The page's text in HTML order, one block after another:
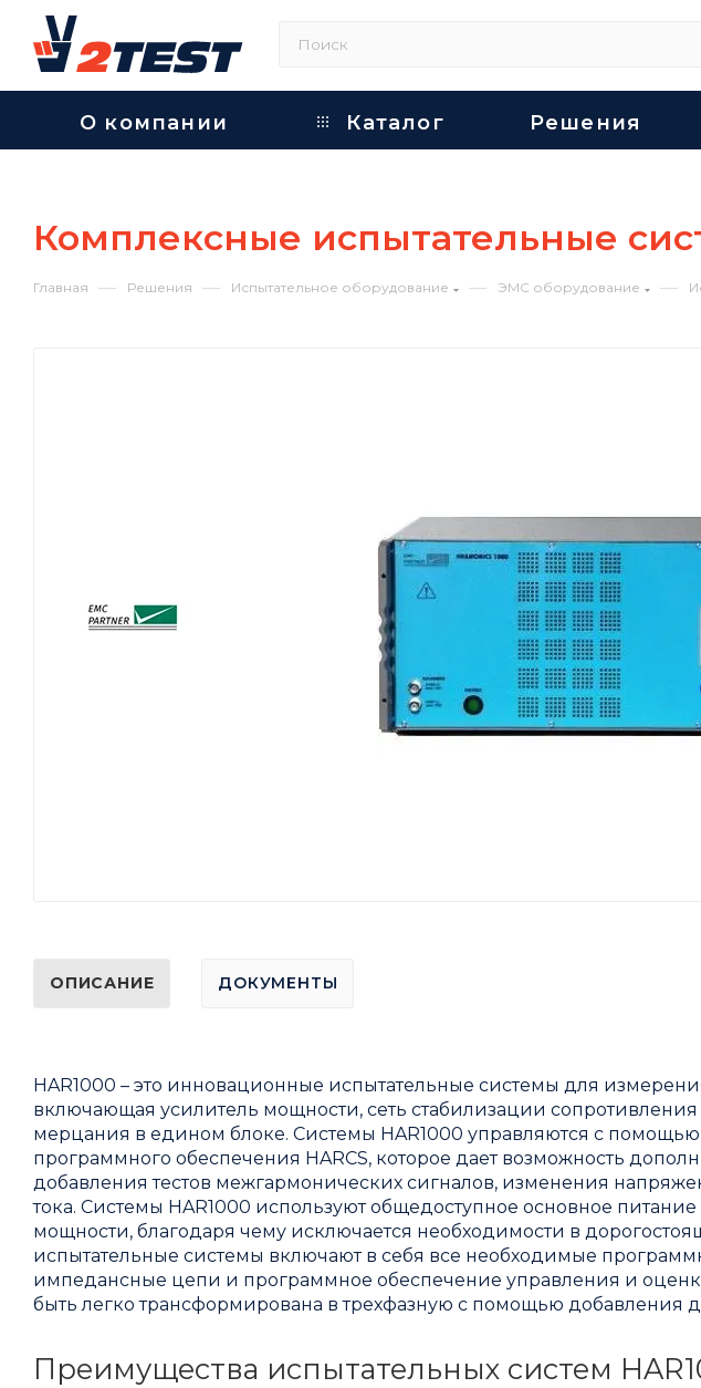
О компании Каталог Решения
Комплексные испытательные
Главная — Решения — Испытательное оборудование — ЭМС оборудование —
ОПИСАНИЕ ДОКУМЕНТЫ
HAR1000 – это инновационные испытательные системы для
включающая усилитель мощности, сеть стабилизации
мерцания в едином блоке. Системы HAR1000 управляются с
программного обеспечения HARCS, которое дает возможность
добавления тестов межгармонических сигналов, изменения
тока. Системы HAR1000 используют общедоступное основное
мощности, благодаря чему исключается необходимости в
испытательные системы включают в себя все необходимые
импедансные цепи и программное обеспечение управления и
быть легко трансформирована в трехфазную с помощью добавления
Преимущества испытательных систем